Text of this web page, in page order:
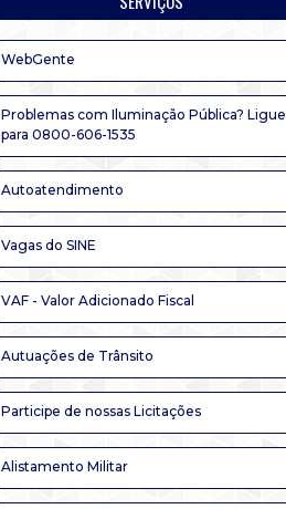
WebGente
Problemas com Iluminação Pública? Ligue
para 0800-606-1535
Autoatendimento
Vagas do SINE
VAF - Valor Adicionado Fiscal
Autuações de Trânsito
Participe de nossas Licitações
Alistamento Militar